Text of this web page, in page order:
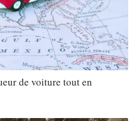
de voiture tout en